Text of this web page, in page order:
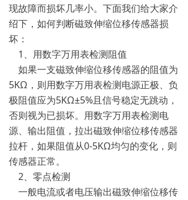
现故障而损坏几率小。下面我们给大家介
绍下，如何判断磁致伸缩位移传感器损
坏：
1、用数字万用表检测阻值
如果一支磁致伸缩位移传感器的阻值为
5KΩ，则用数字万用表检测电源正极、负
极阻值应为5KΩ±5%且信号稳定无跳动，
否则视为已损坏。用数字万用表检测电
源、输出阻值，拉出磁致伸缩位移传感器
拉杆，如果阻值从0-5KΩ均匀的变化，则
传感器正常。
2、零点检测
一般电流或者电压输出磁致伸缩位移传